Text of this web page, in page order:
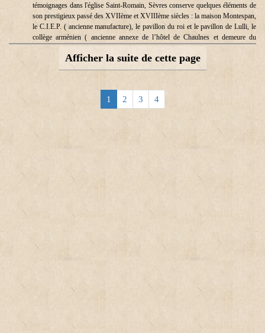
témoignages dans l'église Saint-Romain, Sèvres conserve quelques éléments de
son prestigieux passé des XVIIème et XVIIIème siècles : la maison Montespan,
le C.I.E.P. ( ancienne manufacture), le pavillon du roi et le pavillon de Lulli, le
collège arménien ( ancienne annexe de l’hôtel de Chaulnes et demeure du
maître verrier chercheur à la Manufacture et située rue de Ville d’Avray,
l’ancienne cristallerie face à la Seine, ou le pavillon de Breteuil du parc de Saint-
Régence, aujourd’hui sur la Commune de Saint-Cloud.
Au XIXème siècle, Honoré de Balzac y réside dans une maison modeste mais
qu’il agrandit, habitée ensuite par l’un des hommes politiques les plus
Afficher la suite de cette page
1 2 3 4